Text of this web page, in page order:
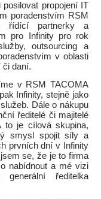
propojení IT
poradenstvím RSM
řídící partnerky a
pro Infinity pro rok
outsourcing a
v oblasti
či daní.
v RSM TACOMA
Infinity, stejně jako
Dále o nákupu
ředitelé či majitelé
to je cílová skupina,
smysl spojit síly a
prvních dní v Infinity
se, že je to firma
nabídnout a mé vizi
generální ředitelka